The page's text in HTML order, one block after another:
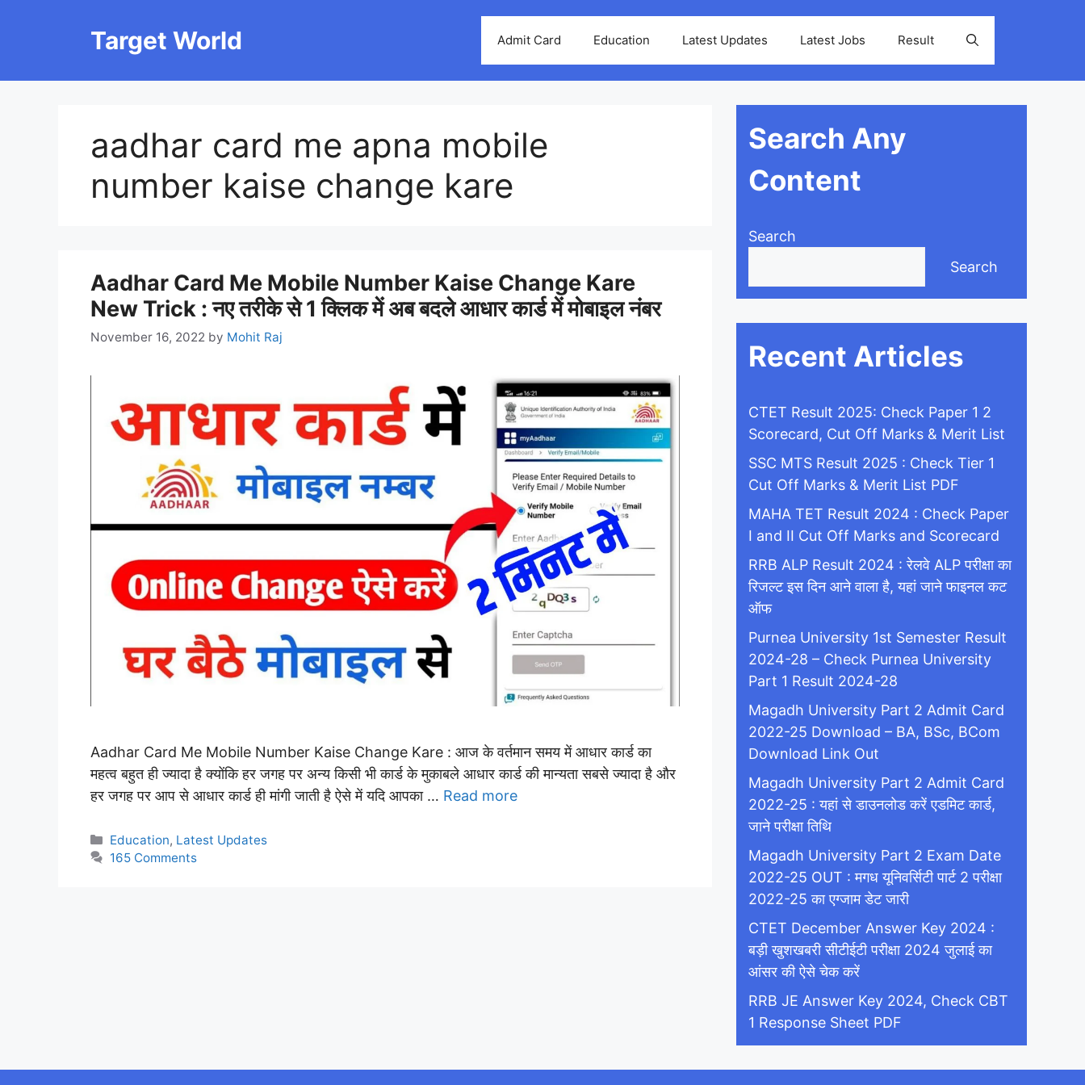
Target World Admit Card Education Latest Updates Latest Jobs Result
aadhar card me apna mobile
number kaise change kare
Aadhar Card Me Mobile Number Kaise Change Kare
New Trick : नए तरीके से 1 क्लिक में अब बदले आधार कार्ड में मोबाइल नंबर
November 16, 2022 by Mohit Raj
Aadhar Card Me Mobile Number Kaise Change Kare : आज के वर्तमान समय में आधार कार्ड का
महत्व बहुत ही ज्यादा है क्योंकि हर जगह पर अन्य किसी भी कार्ड के मुकाबले आधार कार्ड की मान्यता सबसे ज्यादा है और
हर जगह पर आप से आधार कार्ड ही मांगी जाती है ऐसे में यदि आपका … Read more
Categories
Education, Latest Updates
165 Comments
Search Any
Content
Search
Search
Recent Articles
CTET Result 2025: Check Paper 1 2
Scorecard, Cut Off Marks & Merit List
SSC MTS Result 2025 : Check Tier 1
Cut Off Marks & Merit List PDF
MAHA TET Result 2024 : Check Paper
I and II Cut Off Marks and Scorecard
RRB ALP Result 2024 : रेलवे ALP परीक्षा का
रिजल्ट इस दिन आने वाला है, यहां जाने फाइनल कट
ऑफ
Purnea University 1st Semester Result
2024-28 – Check Purnea University
Part 1 Result 2024-28
Magadh University Part 2 Admit Card
2022-25 Download – BA, BSc, BCom
Download Link Out
Magadh University Part 2 Admit Card
2022-25 : यहां से डाउनलोड करें एडमिट कार्ड,
जाने परीक्षा तिथि
Magadh University Part 2 Exam Date
2022-25 OUT : मगध यूनिवर्सिटी पार्ट 2 परीक्षा
2022-25 का एग्जाम डेट जारी
CTET December Answer Key 2024 :
बड़ी खुशखबरी सीटीईटी परीक्षा 2024 जुलाई का
आंसर की ऐसे चेक करें
RRB JE Answer Key 2024, Check CBT
1 Response Sheet PDF